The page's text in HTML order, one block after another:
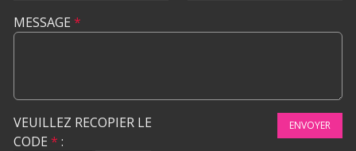
MESSAGE *
VEUILLEZ RECOPIER LE
CODE * :
ENVOYER